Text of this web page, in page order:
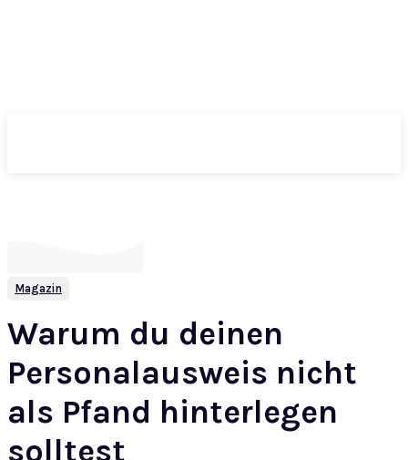
Magazin
Warum du deinen
Personalausweis nicht
als Pfand hinterlegen
solltest